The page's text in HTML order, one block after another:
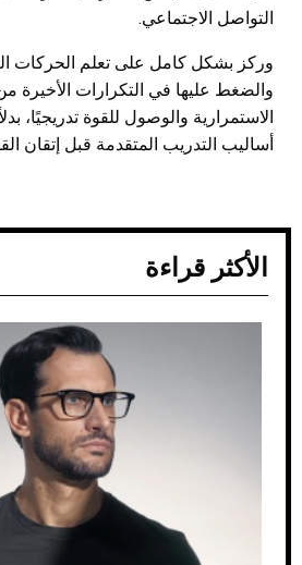
التواصل الاجتماعي.
وركز بشكل كامل على تعلم الحركات
والضغط عليها في التكرارات الأخيرة
الاستمرارية والوصول للقوة تدريجيًا،
أساليب التدريب المتقدمة قبل إتقان
الأكثر قراءة